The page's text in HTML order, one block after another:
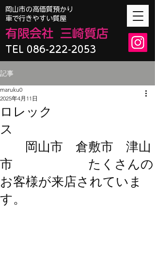
TEL 086-222-2053
​岡山市の高価質預かり
車で行きやすい質屋
有限会社 三崎質店
記事
ロレック
ス
岡山市 倉敷市 津山
市 たくさんの
お客様が来店されていま
す。
maruku0
2025年4月11日